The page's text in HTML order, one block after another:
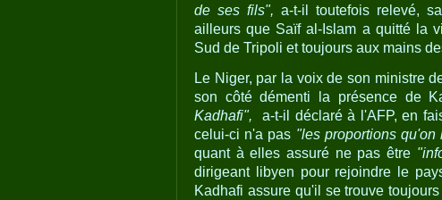
de ses fils", a-t-il toutefois relevé,
ailleurs que Saïf al-Islam a quitté la
Sud de Tripoli et toujours aux mains
Le Niger, par la voix de son ministre
son côté démenti la présence de
Kadhafi",
a-t-il déclaré à l'AFP, en
celui-ci n'a pas "les proportions qu'on
quant à elles assuré ne pas être
dirigeant libyen pour rejoindre le
Kadhafi assure qu'il se trouve